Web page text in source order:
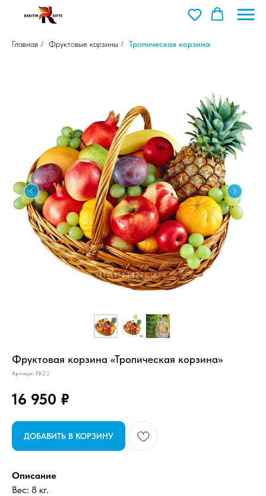
Главная / Фруктовые корзины / Тропическая корзина
Фруктовая корзина «Тропическая корзина»
Артикул: FK23
16 950 ₽
ДОБАВИТЬ В КОРЗИНУ
Описание
Вес: 8 кг.